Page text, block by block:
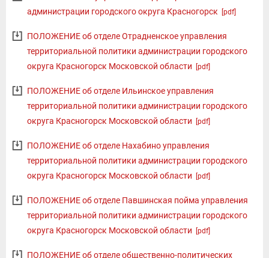
администрации городского округа Красногорск
[pdf]
ПОЛОЖЕНИЕ об отделе Отрадненское управления
территориальной политики администрации городского
округа Красногорск Московской области
[pdf]
ПОЛОЖЕНИЕ об отделе Ильинское управления
территориальной политики администрации городского
округа Красногорск Московской области
[pdf]
ПОЛОЖЕНИЕ об отделе Нахабино управления
территориальной политики администрации городского
округа Красногорск Московской области
[pdf]
ПОЛОЖЕНИЕ об отделе Павшинская пойма управления
территориальной политики администрации городского
округа Красногорск Московской области
[pdf]
ПОЛОЖЕНИЕ об отделе общественно-политических